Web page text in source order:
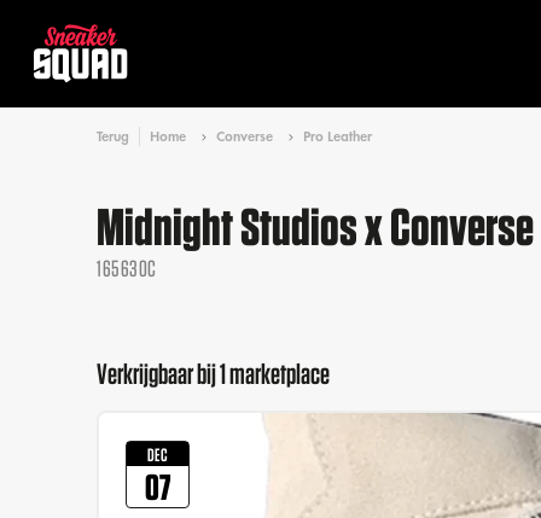
Terug Home Converse Pro Leather
Midnight Studios x
165630C
Verkrijgbaar bij 1 marketplace
DEC
07